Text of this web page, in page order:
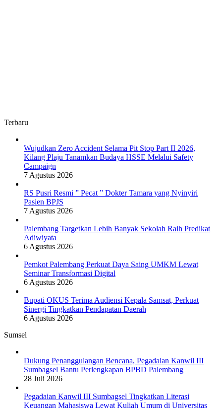
Terbaru
Wujudkan Zero Accident Selama Pit Stop Part II 2026,
Kilang Plaju Tanamkan Budaya HSSE Melalui Safety
Campaign
7 Agustus 2026
RS Pusri Resmi ” Pecat ” Dokter Tamara yang Nyinyiri
Pasien BPJS
7 Agustus 2026
Palembang Targetkan Lebih Banyak Sekolah Raih Predikat
Adiwiyata
6 Agustus 2026
Pemkot Palembang Perkuat Daya Saing UMKM Lewat
Seminar Transformasi Digital
6 Agustus 2026
Bupati OKUS Terima Audiensi Kepala Samsat, Perkuat
Sinergi Tingkatkan Pendapatan Daerah
6 Agustus 2026
Sumsel
Dukung Penanggulangan Bencana, Pegadaian Kanwil III
Sumbagsel Bantu Perlengkapan BPBD Palembang
28 Juli 2026
Pegadaian Kanwil III Sumbagsel Tingkatkan Literasi
Keuangan Mahasiswa Lewat Kuliah Umum di Universitas